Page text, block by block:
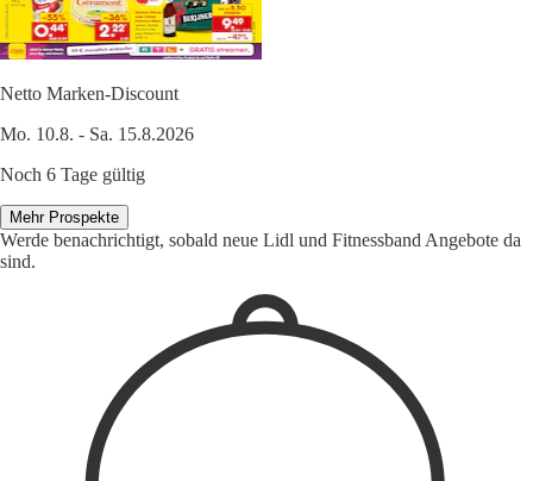
Netto Marken-Discount
Mo. 10.8. - Sa. 15.8.2026
Noch 6 Tage gültig
Mehr Prospekte
Werde benachrichtigt, sobald neue Lidl und Fitnessband Angebote da
sind.